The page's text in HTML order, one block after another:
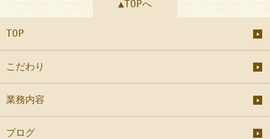
▲TOPへ
TOP
こだわり
業務内容
ブログ